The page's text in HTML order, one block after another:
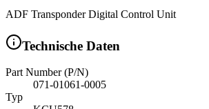
ADF Transponder Digital Control Unit
Technische Daten
Part Number (P/N)
071-01061-0005
Typ